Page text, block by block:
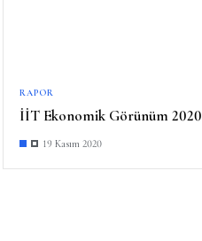
RAPOR
İİT Ekonomik Görünüm 2020
19 Kasım 2020